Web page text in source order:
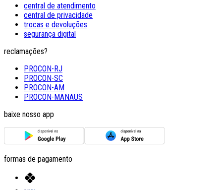
central de atendimento
central de privacidade
trocas e devoluções
segurança digital
reclamações?
PROCON-RJ
PROCON-SC
PROCON-AM
PROCON-MANAUS
baixe nosso app
formas de pagamento